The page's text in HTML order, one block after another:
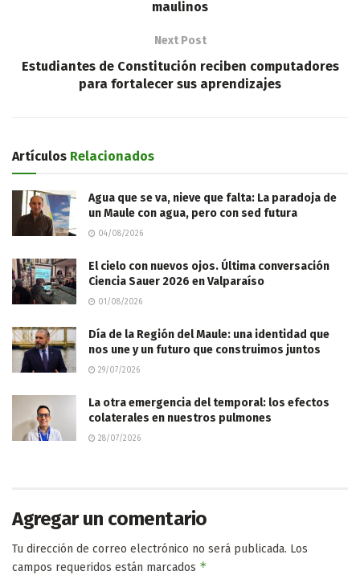
maulinos
Next Post
Estudiantes de Constitución reciben computadores
para fortalecer sus aprendizajes
Artículos Relacionados
Agua que se va, nieve que falta: La paradoja de
un Maule con agua, pero con sed futura
04/08/2026
El cielo con nuevos ojos. Última conversación
Ciencia Sauer 2026 en Valparaíso
01/08/2026
Día de la Región del Maule: una identidad que
nos une y un futuro que construimos juntos
29/07/2026
La otra emergencia del temporal: los efectos
colaterales en nuestros pulmones
28/07/2026
Agregar un comentario
Tu dirección de correo electrónico no será publicada. Los
campos requeridos están marcados *